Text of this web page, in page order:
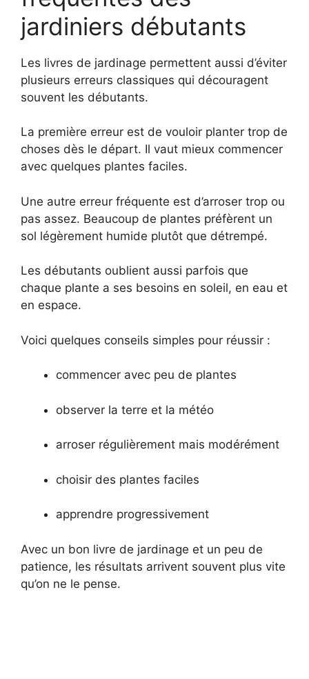
jardiniers débutants
Les livres de jardinage permettent aussi d’éviter
plusieurs erreurs classiques qui découragent
souvent les débutants.
La première erreur est de vouloir planter trop de
choses dès le départ. Il vaut mieux commencer
avec quelques plantes faciles.
Une autre erreur fréquente est d’arroser trop ou
pas assez. Beaucoup de plantes préfèrent un
sol légèrement humide plutôt que détrempé.
Les débutants oublient aussi parfois que
chaque plante a ses besoins en soleil, en eau et
en espace.
Voici quelques conseils simples pour réussir :
commencer avec peu de plantes
observer la terre et la météo
arroser régulièrement mais modérément
choisir des plantes faciles
apprendre progressivement
Avec un bon livre de jardinage et un peu de
patience, les résultats arrivent souvent plus vite
qu’on ne le pense.